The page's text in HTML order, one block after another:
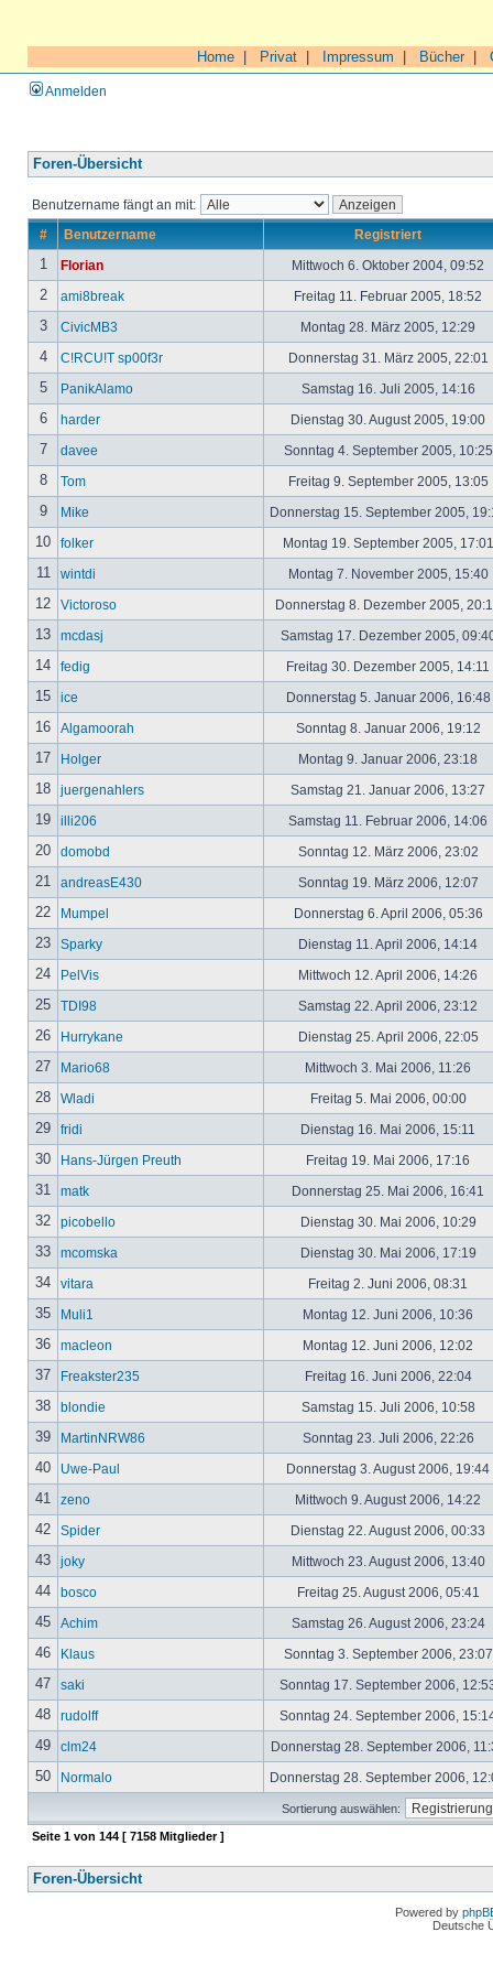
Home Privat Impressum Bücher|
Anmelden
Foren-Übersicht
Benutzername fängt an mit:
# Benutzername Registriert
1 Florian Mittwoch 6. Oktober 2004, 09:52
2 ami8break Freitag 11. Februar 2005, 18:52
3 CivicMB3 Montag 28. März 2005, 12:29
4 C!RCU!T sp00f3r Donnerstag 31. März 2005, 22:01
5 PanikAlamo Samstag 16. Juli 2005, 14:16
6 harder Dienstag 30. August 2005, 19:00
7 davee Sonntag 4. September 2005,
8 Tom Freitag 9. September 2005, 13:05
9 Mike Donnerstag 15. September 2005,
10 folker Montag 19. September 2005,
11 wintdi Montag 7. November 2005, 15:40
12 Victoroso Donnerstag 8. Dezember 2005,
13 mcdasj Samstag 17. Dezember 2005,
14 fedig Freitag 30. Dezember 2005, 14:11
15 ice Donnerstag 5. Januar 2006, 16:48
16 Algamoorah Sonntag 8. Januar 2006, 19:12
17 Holger Montag 9. Januar 2006, 23:18
18 juergenahlers Samstag 21. Januar 2006, 13:27
19 illi206 Samstag 11. Februar 2006, 14:06
20 domobd Sonntag 12. März 2006, 23:02
21 andreasE430 Sonntag 19. März 2006, 12:07
22 Mumpel Donnerstag 6. April 2006, 05:36
23 Sparky Dienstag 11. April 2006, 14:14
24 PelVis Mittwoch 12. April 2006, 14:26
25 TDI98 Samstag 22. April 2006, 23:12
26 Hurrykane Dienstag 25. April 2006, 22:05
27 Mario68 Mittwoch 3. Mai 2006, 11:26
28 Wladi Freitag 5. Mai 2006, 00:00
29 fridi Dienstag 16. Mai 2006, 15:11
30 Hans-Jürgen Preuth Freitag 19. Mai 2006, 17:16
31 matk Donnerstag 25. Mai 2006, 16:41
32 picobello Dienstag 30. Mai 2006, 10:29
33 mcomska Dienstag 30. Mai 2006, 17:19
34 vitara Freitag 2. Juni 2006, 08:31
35 Muli1 Montag 12. Juni 2006, 10:36
36 macleon Montag 12. Juni 2006, 12:02
37 Freakster235 Freitag 16. Juni 2006, 22:04
38 blondie Samstag 15. Juli 2006, 10:58
39 MartinNRW86 Sonntag 23. Juli 2006, 22:26
40 Uwe-Paul Donnerstag 3. August 2006, 19:44
41 zeno Mittwoch 9. August 2006, 14:22
42 Spider Dienstag 22. August 2006, 00:33
43 joky Mittwoch 23. August 2006, 13:40
44 bosco Freitag 25. August 2006, 05:41
45 Achim Samstag 26. August 2006, 23:24
46 Klaus Sonntag 3. September 2006,
47 saki Sonntag 17. September 2006,
48 rudolff Sonntag 24. September 2006,
49 clm24 Donnerstag 28. September 2006,
50 Normalo Donnerstag 28. September 2006,
Sortierung auswählen:
Seite 1 von 144 [ 7158 Mitglieder ]
Foren-Übersicht
Powered by
Deutsche